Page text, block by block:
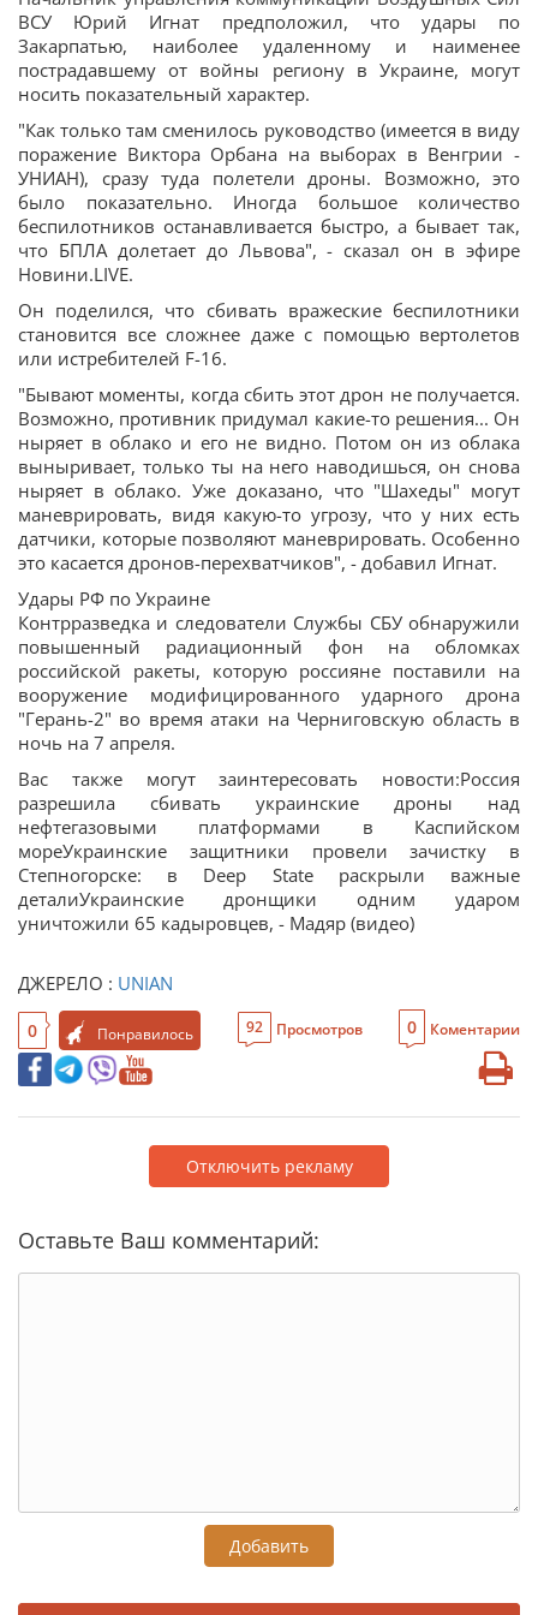
ВСУ Юрий Игнат предположил, что удары по
Закарпатью, наиболее удаленному и наименее
пострадавшему от войны региону в Украине, могут
носить показательный характер.
"Как только там сменилось руководство (имеется в виду
поражение Виктора Орбана на выборах в Венгрии -
УНИАН), сразу туда полетели дроны. Возможно, это
было показательно. Иногда большое количество
беспилотников останавливается быстро, а бывает так,
что БПЛА долетает до Львова", - сказал он в эфире
Новини.LIVE.
Он поделился, что сбивать вражеские беспилотники
становится все сложнее даже с помощью вертолетов
или истребителей F-16.
"Бывают моменты, когда сбить этот дрон не получается.
Возможно, противник придумал какие-то решения... Он
ныряет в облако и его не видно. Потом он из облака
выныривает, только ты на него наводишься, он снова
ныряет в облако. Уже доказано, что "Шахеды" могут
маневрировать, видя какую-то угрозу, что у них есть
датчики, которые позволяют маневрировать. Особенно
это касается дронов-перехватчиков", - добавил Игнат.
Удары РФ по Украине
Контрразведка и следователи Службы СБУ обнаружили
повышенный радиационный фон на обломках
российской ракеты, которую россияне поставили на
вооружение модифицированного ударного дрона
"Герань-2" во время атаки на Черниговскую область в
ночь на 7 апреля.
Вас также могут заинтересовать новости:Россия
разрешила сбивать украинские дроны над
нефтегазовыми платформами в Каспийском
мореУкраинские защитники провели зачистку в
Степногорске: в Deep State раскрыли важные
деталиУкраинские дронщики одним ударом
уничтожили 65 кадыровцев, - Мадяр (видео)
ДЖЕРЕЛО : UNIAN
0 Понравилось 92 Просмотров 0 Коментарии
Отключить рекламу
Оставьте Ваш комментарий:
Добавить